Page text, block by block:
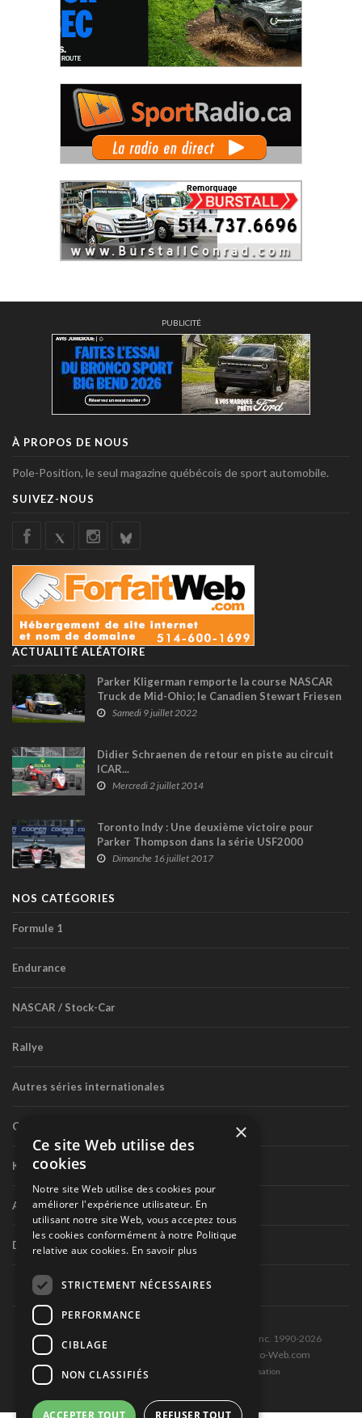
PUBLICITÉ
À PROPOS DE NOUS
Pole-Position, le seul magazine québécois de sport automobile.
SUIVEZ-NOUS
ACTUALITÉ ALÉATOIRE
Parker Kligerman remporte la course NASCAR
Truck de Mid-Ohio; le Canadien Stewart Friesen
quatrième (+ vidéo)
Samedi 9 juillet 2022
Didier Schraenen de retour en piste au circuit
ICAR...
Mercredi 2 juillet 2014
Toronto Indy : Une deuxième victoire pour
Parker Thompson dans la série USF2000
Dimanche 16 juillet 2017
NOS CATÉGORIES
Formule 1
Endurance
NASCAR / Stock-Car
Rallye
Autres séries internationales
Circuit routier canadien
Karting
Autres séries nationales
Divers
Tous droits réservés © Les Éditions Pole-Position inc. 1990-2026
Ce site est produit et hébergé par Montréal-Photo-Web.com
Politique de confidentialité et Conditions d’utilisation
×
Ce site Web utilise des
cookies
Notre site Web utilise des cookies pour
améliorer l'expérience utilisateur. En
utilisant notre site Web, vous acceptez tous
les cookies conformément à notre Politique
relative aux cookies. En savoir plus
STRICTEMENT NÉCESSAIRES
PERFORMANCE
CIBLAGE
NON CLASSIFIÉS
ACCEPTER TOUT REFUSER TOUT